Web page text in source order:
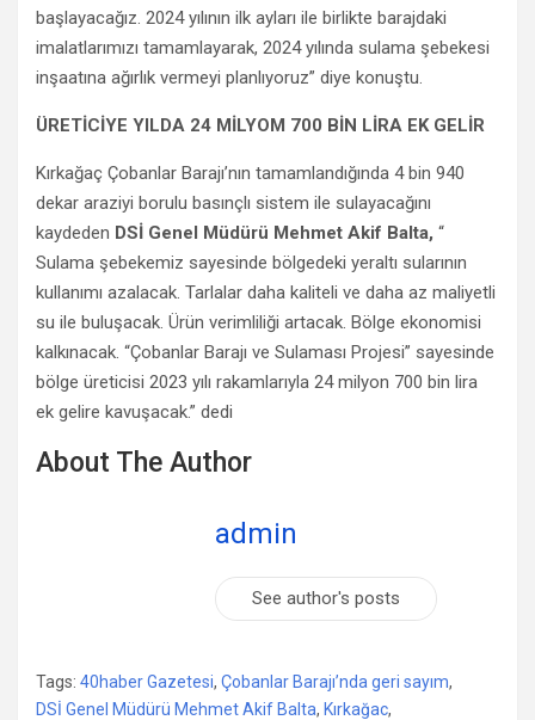
başlayacağız. 2024 yılının ilk ayları ile birlikte barajdaki
imalatlarımızı tamamlayarak, 2024 yılında sulama şebekesi
inşaatına ağırlık vermeyi planlıyoruz” diye konuştu.
ÜRETİCİYE YILDA 24 MİLYOM 700 BİN LİRA EK GELİR
Kırkağaç Çobanlar Barajı’nın tamamlandığında 4 bin 940
dekar araziyi borulu basınçlı sistem ile sulayacağını
kaydeden DSİ Genel Müdürü Mehmet Akif Balta, “
Sulama şebekemiz sayesinde bölgedeki yeraltı sularının
kullanımı azalacak. Tarlalar daha kaliteli ve daha az maliyetli
su ile buluşacak. Ürün verimliliği artacak. Bölge ekonomisi
kalkınacak. “Çobanlar Barajı ve Sulaması Projesi” sayesinde
bölge üreticisi 2023 yılı rakamlarıyla 24 milyon 700 bin lira
ek gelire kavuşacak.” dedi
About The Author
admin
See author's posts
Tags: 40haber Gazetesi, Çobanlar Barajı’nda geri sayım,
DSİ Genel Müdürü Mehmet Akif Balta, Kırkağac,